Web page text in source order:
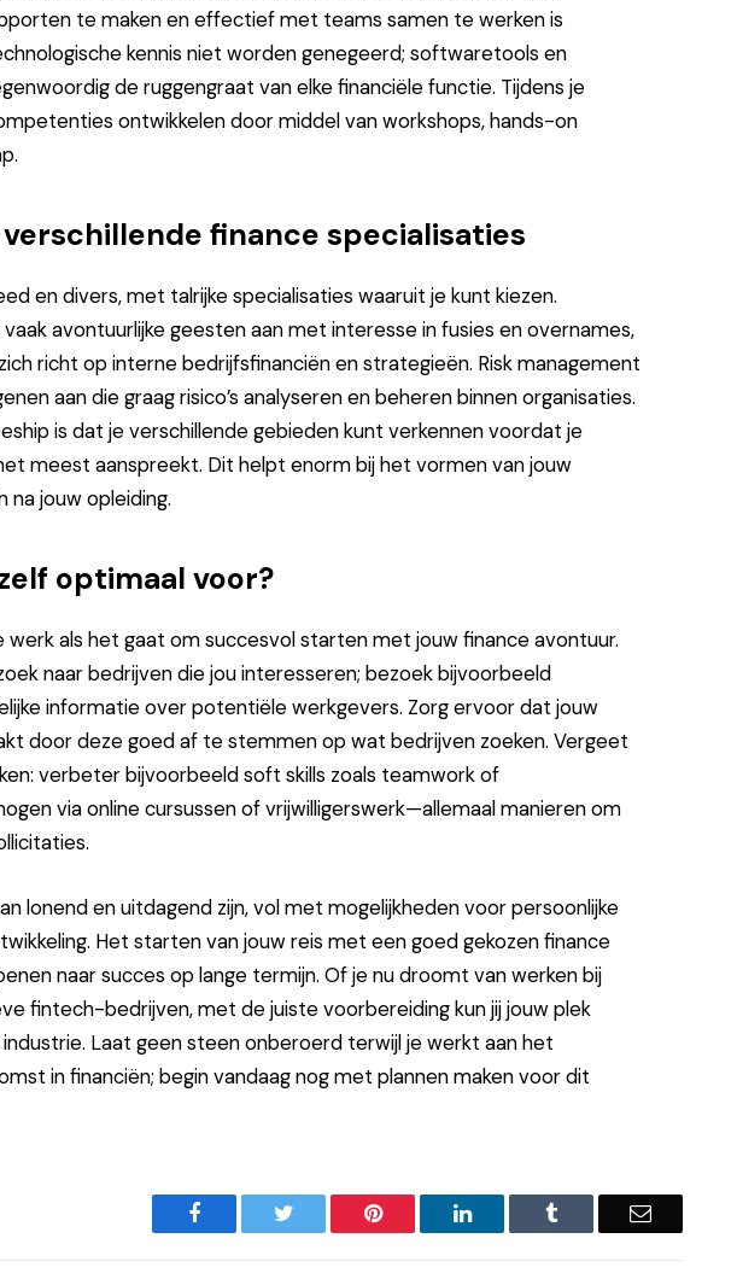
te maken en effectief met teams samen te werken is
kennis niet worden genegeerd; softwaretools en
de ruggengraat van elke financiële functie. Tijdens je
ontwikkelen door middel van workshops, hands-on
finance specialisaties
en divers, met talrijke specialisaties waaruit je kunt kiezen.
avontuurlijke geesten aan met interesse in fusies en overnames,
richt op interne bedrijfsfinanciën en strategieën. Risk management
aan die graag risico’s analyseren en beheren binnen organisaties.
is dat je verschillende gebieden kunt verkennen voordat je
meest aanspreekt. Dit helpt enorm bij het vormen van jouw
na jouw opleiding.
optimaal voor?
werk als het gaat om succesvol starten met jouw finance avontuur.
naar bedrijven die jou interesseren; bezoek bijvoorbeeld
informatie over potentiële werkgevers. Zorg ervoor dat jouw
door deze goed af te stemmen op wat bedrijven zoeken. Vergeet
verbeter bijvoorbeeld soft skills zoals teamwork of
via online cursussen of vrijwilligerswerk—allemaal manieren om
lonend en uitdagend zijn, vol met mogelijkheden voor persoonlijke
Het starten van jouw reis met een goed gekozen finance
naar succes op lange termijn. Of je nu droomt van werken bij
fintech-bedrijven, met de juiste voorbereiding kun jij jouw plek
Laat geen steen onberoerd terwijl je werkt aan het
in financiën; begin vandaag nog met plannen maken voor dit
Facebook Twitter Pinterest LinkedIn Tumblr Email